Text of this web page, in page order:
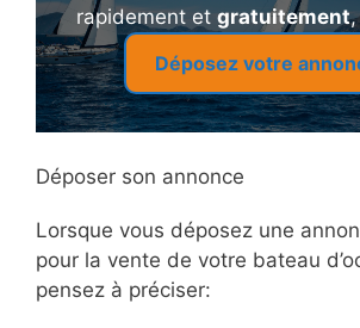
rapidement et gratuitement,
Déposez votre
Déposer son annonce
Lorsque vous déposez une
pour la vente de votre bateau
pensez à préciser: